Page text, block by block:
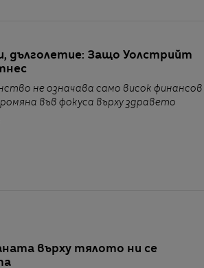
дълголетие: Защо Уолстрийт
не означава само висок финансов
във фокуса върху здравето
върху тялото ни се